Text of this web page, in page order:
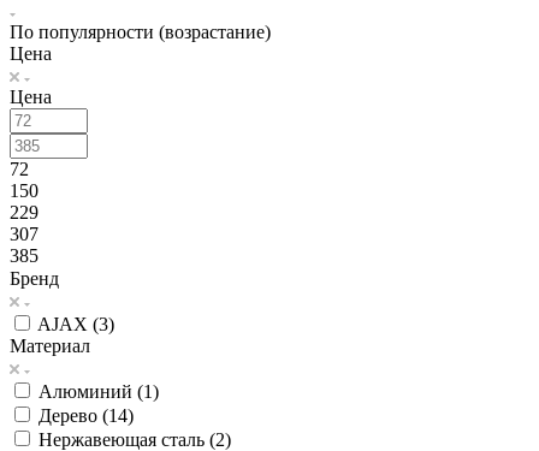
По популярности (возрастание)
Цена
Цена
72
150
229
307
385
Бренд
AJAX (3)
Материал
Алюминий (1)
Дерево (14)
Нержавеющая сталь (2)